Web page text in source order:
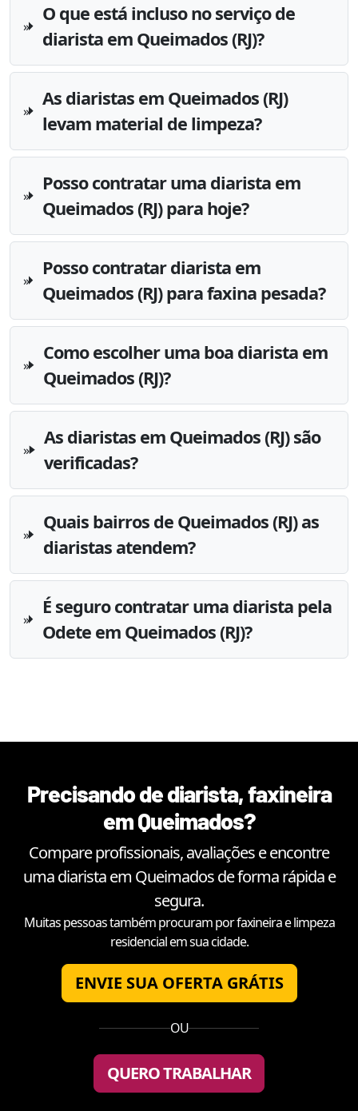
O que está incluso no serviço de
diarista em Queimados (RJ)?
As diaristas em Queimados (RJ)
levam material de limpeza?
Posso contratar uma diarista em
Queimados (RJ) para hoje?
Posso contratar diarista em
Queimados (RJ) para faxina pesada?
Como escolher uma boa diarista em
Queimados (RJ)?
As diaristas em Queimados (RJ) são
verificadas?
Quais bairros de Queimados (RJ) as
diaristas atendem?
É seguro contratar uma diarista pela
Odete em Queimados (RJ)?
Precisando de diarista, faxineira
emQueimados?
Compare profissionais, avaliações e encontre
uma diarista em Queimadosde forma rápida e
segura.
Muitas pessoas também procuram por faxineira e limpeza
residencial em sua cidade.
ENVIE SUA OFERTA GRÁTIS
OU
QUERO TRABALHAR